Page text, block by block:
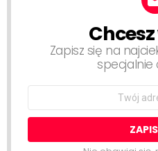
NEWSLETTER
Zapisz się na
specjalnie
Email